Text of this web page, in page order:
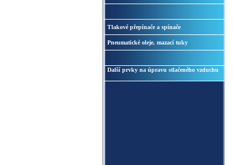
Tlakové přepínače a spínače
Pneumatické oleje, mazací tuky
Další prvky na úpravu stlačeného vzduchu